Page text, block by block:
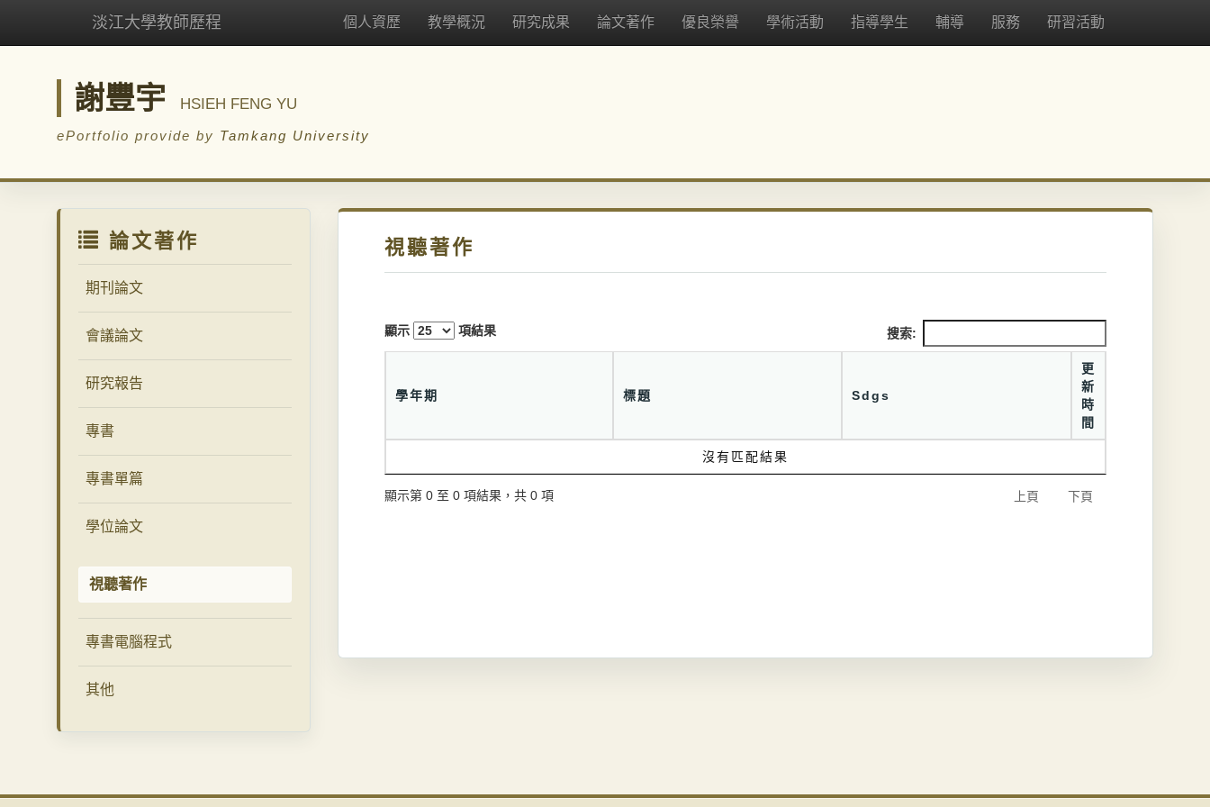
淡江大學教師歷程 個人資歷 教學概況 研究成果 論文著作 優良榮譽 學術活動 指導學生 輔導 服務 研習活動
謝豐宇 HSIEH FENG YU
ePortfolio provide by Tamkang University
論文著作
期刊論文
會議論文
研究報告
專書
專書單篇
學位論文
視聽著作
專書電腦程式
其他
視聽著作
顯示 項結果 搜索:
學年期 標題 Sdgs
更
新
時
間
沒有匹配結果
顯示第 0 至 0 項結果，共 0 項 上頁 下頁